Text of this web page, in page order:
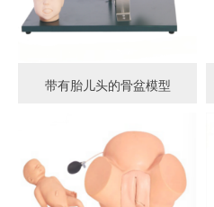
带有胎儿头的骨盆模型